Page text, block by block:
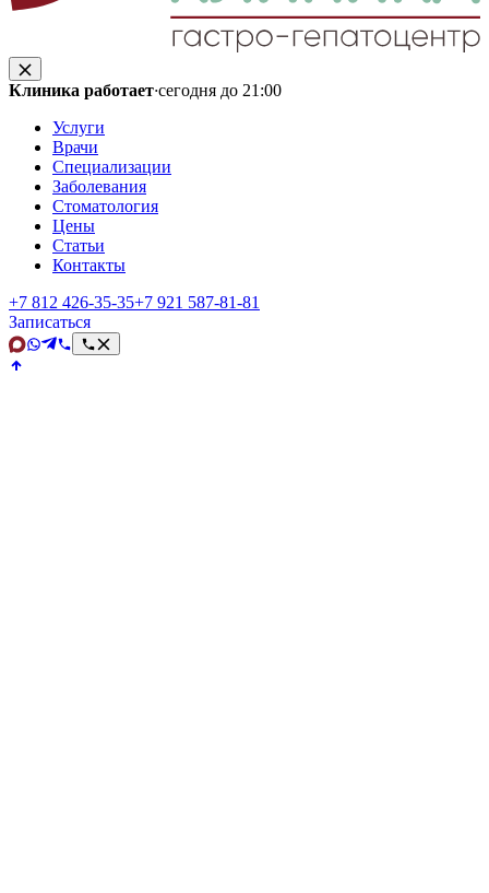
Клиника работает·сегодня до 21:00
Услуги
Врачи
Специализации
Заболевания
Стоматология
Цены
Статьи
Контакты
+7 812 426‑35‑35+7 921 587‑81‑81
Записаться